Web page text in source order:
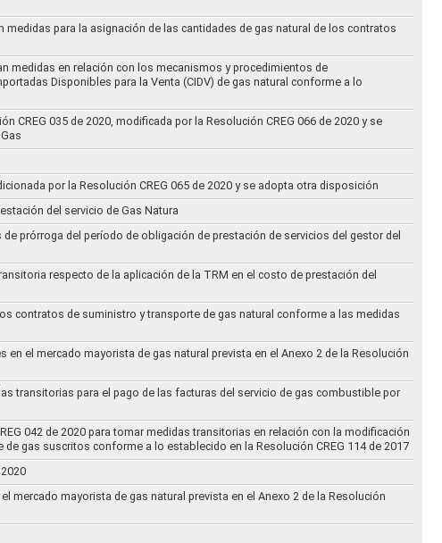
para la asignación de las cantidades de gas natural de los contratos
medidas en relación con los mecanismos y procedimientos de
Disponibles para la Venta (CIDV) de gas natural conforme a lo
CREG 035 de 2020, modificada por la Resolución CREG 066 de 2020 y se
por la Resolución CREG 065 de 2020 y se adopta otra disposición
del servicio de Gas Natura
prórroga del período de obligación de prestación de servicios del gestor del
respecto de la aplicación de la TRM en el costo de prestación del
contratos de suministro y transporte de gas natural conforme a las medidas
el mercado mayorista de gas natural prevista en el Anexo 2 de la Resolución
transitorias para el pago de las facturas del servicio de gas combustible por
042 de 2020 para tomar medidas transitorias en relación con la modificación
gas suscritos conforme a lo establecido en la Resolución CREG 114 de 2017
mercado mayorista de gas natural prevista en el Anexo 2 de la Resolución